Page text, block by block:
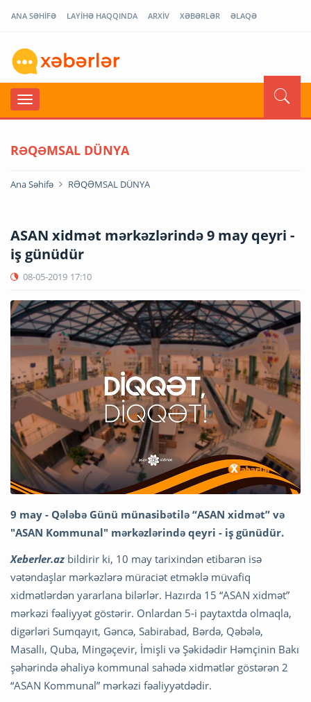
ANA SƏHİFƏ LAYİHƏ HAQQINDA ARXİV XƏBƏRLƏR ƏLAQƏ
RƏQƏMSAL DÜNYA
Ana Səhifə RƏQƏMSAL DÜNYA
ASAN xidmət mərkəzlərində 9 may qeyri -
iş günüdür
08-05-2019 17:10
9 may - Qələbə Günü münasibətilə “ASAN xidmət” və
"ASAN Kommunal" mərkəzlərində qeyri - iş günüdür.
Xeberler.az bildirir ki, 10 may tarixindən etibarən isə
vətəndaşlar mərkəzlərə müraciət etməklə müvafiq
xidmətlərdən yararlana bilərlər. Hazırda 15 “ASAN xidmət”
mərkəzi fəaliyyət göstərir. Onlardan 5-i paytaxtda olmaqla,
digərləri Sumqayıt, Gəncə, Sabirabad, Bərdə, Qəbələ,
Masallı, Quba, Mingəçevir, İmişli və Şəkidədir Həmçinin Bakı
şəhərində əhaliyə kommunal sahədə xidmətlər göstərən 2
“ASAN Kommunal” mərkəzi fəaliyyətdədir.